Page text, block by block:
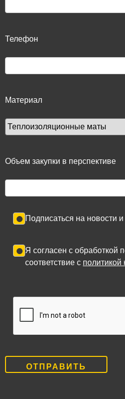
Телефон
Материал
Объем закупки в перспективе
Подписаться на новости
Я согласен с обработкой
соответствие с политикой